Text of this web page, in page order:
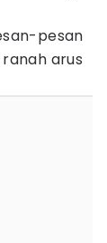
pesan
arus